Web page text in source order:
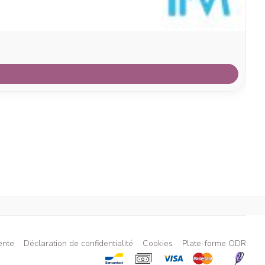
Déclaration de confidentialité Cookies Plate-forme ODR